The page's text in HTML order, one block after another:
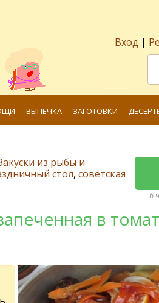
Вход |
ВЫПЕЧКА ЗАГОТОВКИ
из рыбы и
стол, советская
6
в